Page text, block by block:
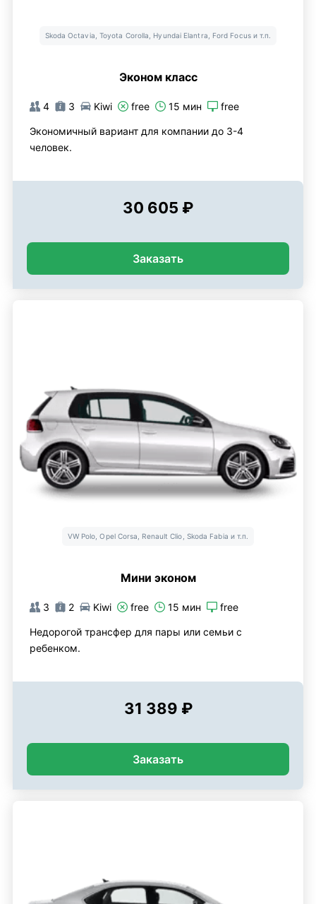
Skoda Octavia, Toyota Corolla, Hyundai Elantra, Ford Focus и т.п.
Эконом класс
4 3 Kiwi free 15 мин free
Экономичный вариант для компании до 3-4
человек.
30 605 ₽
Заказать
VW Polo, Opel Corsa, Renault Clio, Skoda Fabia и т.п.
Мини эконом
3 2 Kiwi free 15 мин free
Недорогой трансфер для пары или семьи с
ребенком.
31 389 ₽
Заказать